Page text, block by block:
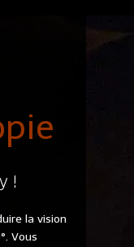
!
la vision
Vous